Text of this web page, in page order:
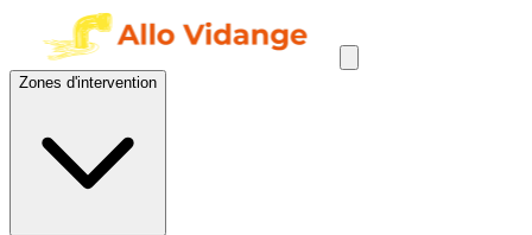
Zones d'intervention